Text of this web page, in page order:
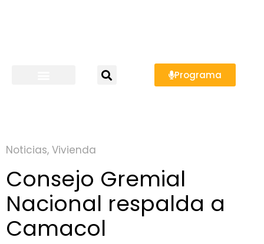
Programa
Noticias, Vivienda
Consejo Gremial
Nacional respalda a
Camacol